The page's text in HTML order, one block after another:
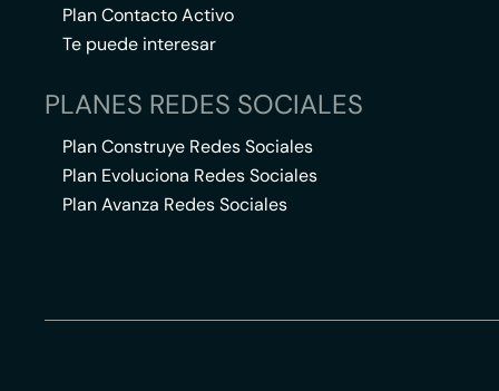
Plan Contacto Activo
Te puede interesar
PLANES REDES SOCIALES
Plan Construye Redes Sociales
Plan Evoluciona Redes Sociales
Plan Avanza Redes Sociales